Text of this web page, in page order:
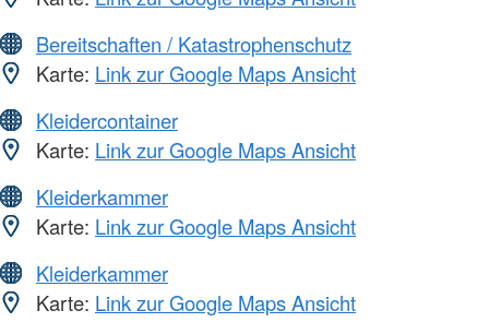
Bereitschaften / Katastrophenschutz
Karte: Link zur Google Maps Ansicht
Kleidercontainer
Karte: Link zur Google Maps Ansicht
Kleiderkammer
Karte: Link zur Google Maps Ansicht
Kleiderkammer
Karte: Link zur Google Maps Ansicht